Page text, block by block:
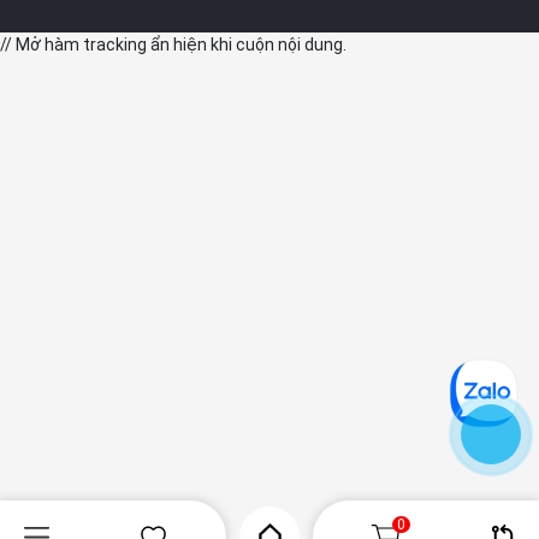
Nhờ khả năng xử lý ngay trên thiết bị, mọi thao tác đều được
thực hiện trôi chảy, tự nhiên và đảm bảo an toàn dữ liệu.
0
// Mở hàm tracking ẩn hiện khi cuộn nội dung.